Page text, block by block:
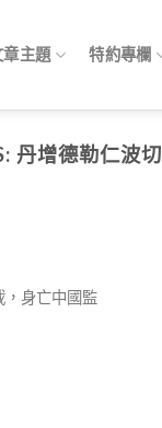
章主題 特約專欄
丹增德勒仁波切
身亡中國監